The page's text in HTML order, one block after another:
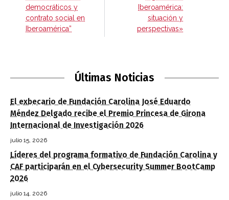
democráticos y
contrato social en
Iberoamérica”
Iberoamérica:
situación y
perspectivas»
Últimas Noticias
El exbecario de Fundación Carolina José Eduardo
Méndez Delgado recibe el Premio Princesa de Girona
Internacional de Investigación 2026
julio 15, 2026
Líderes del programa formativo de Fundación Carolina y
CAF participarán en el Cybersecurity Summer BootCamp
2026
julio 14, 2026